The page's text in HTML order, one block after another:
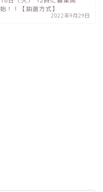
始！！【抽選方式】
2022年9月29日